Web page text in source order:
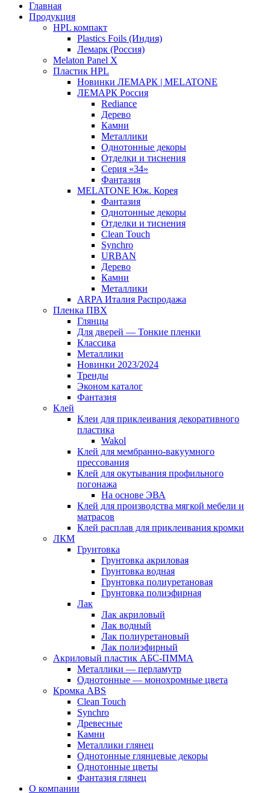
Главная
Продукция
HPL компакт
Plastics Foils (Индия)
Лемарк (Россия)
Melaton Panel X
Пластик HPL
Новинки ЛЕМАРК | MELATONE
ЛЕМАРК Россия
Rediance
Дерево
Камни
Металлики
Однотонные декоры
Отделки и тиснения
Серия «34»
Фантазия
MELATONE Юж. Корея
Фантазия
Однотонные декоры
Отделки и тиснения
Clean Touch
Synchro
URBAN
Дерево
Камни
Металлики
ARPA Италия Распродажа
Пленка ПВХ
Глянцы
Для дверей — Тонкие пленки
Классика
Металлики
Новинки 2023/2024
Тренды
Эконом каталог
Фантазия
Клей
Клеи для приклеивания декоративного
пластика
Wakol
Клей для мембранно-вакуумного
прессования
Клей для окутывания профильного
погонажа
На основе ЭВА
Клей для производства мягкой мебели и
матрасов
Клей расплав для приклеивания кромки
ЛКМ
Грунтовка
Грунтовка акриловая
Грунтовка водная
Грунтовка полиуретановая
Грунтовка полиэфирная
Лак
Лак акриловый
Лак водный
Лак полиуретановый
Лак полиэфирный
Акриловый пластик АБС-ПММА
Металлики — перламутр
Однотонные — монохромные цвета
Кромка ABS
Clean Touch
Synchro
Древесные
Камни
Металлики глянец
Однотонные глянцевые декоры
Однотонные цветы
Фантазия глянец
О компании